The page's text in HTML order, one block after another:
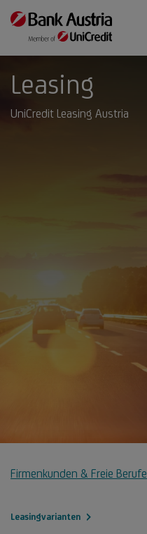
Leasing
UniCredit Leasing Austria
Firmenkunden & Freie Berufe
Leasingvarianten